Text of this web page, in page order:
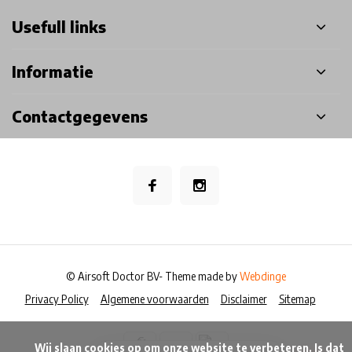
Usefull links
Informatie
Contactgegevens
Privacy Policy Algemene voorwaarden Disclaimer Sitemap
© Airsoft Doctor BV- Theme made byWebdinge